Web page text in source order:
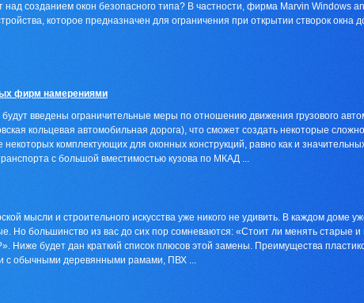
созданием окон безопасного типа? В частности, фирма Marvin Windows
которое предназначен для ограничения при открытии створок окна
фирм намерениями
будут введены ограничительные меры по отношению движения грузового
кольцевая автомобильная дорога), что сможет создать некоторые
комплектующих для оконных конструкций, равно как и
с большой вместимостью кузова по МКАД ...
мысли и строительного искусства уже никого не удивить. В каждом доме
Но большинство из вас до сих пор сомневаются: «Стоит ли менять старые
Ниже будет дан краткий список плюсов этой замены. Преимущества
с обычными деревянными рамами, ПВХ ...